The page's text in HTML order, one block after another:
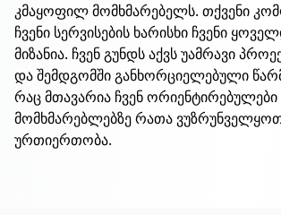
კმაყოფილ მომხმარებელს. თქვენი
ჩვენი სერვისების ხარისხი ჩვენი
მიზანია. ჩვენ გუნდს აქვს უამრავი
და შემდგომში განხორციელებული
რაც მთავარია ჩვენ ორიენტირებულები
მომხმარებლებზე რათა
ურთიერთობა.